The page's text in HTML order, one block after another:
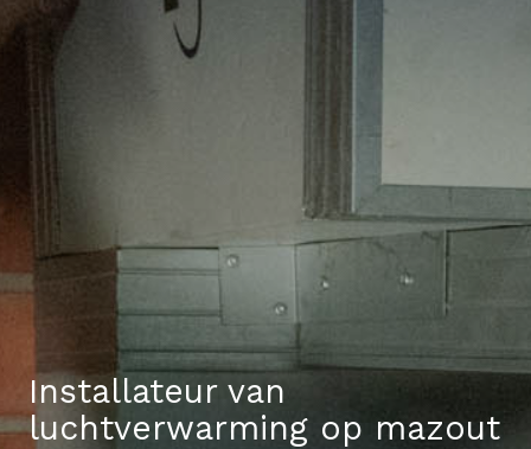
Installateur van
luchtverwarming op mazout